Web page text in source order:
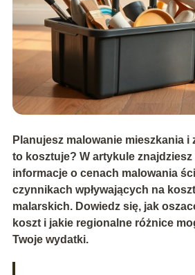
Planujesz malowanie mieszkania i
to kosztuje? W artykule znajdziesz
informacje o cenach malowania
czynnikach wpływających na
malarskich. Dowiedz się, jak
koszt i jakie regionalne różnice
Twoje wydatki.